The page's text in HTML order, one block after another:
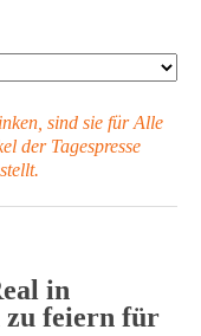
sind sie für Alle
der Tagespresse
in
zu feiern für